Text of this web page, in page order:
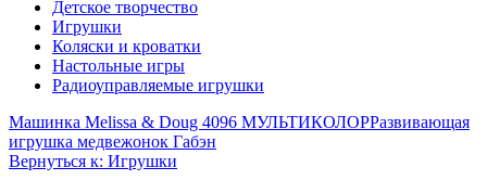
Детское творчество
Игрушки
Коляски и кроватки
Настольные игры
Радиоуправляемые игрушки
Машинка Melissa & Doug 4096 МУЛЬТИКОЛОРРазвивающая
игрушка медвежонок Габэн
Вернуться к: Игрушки